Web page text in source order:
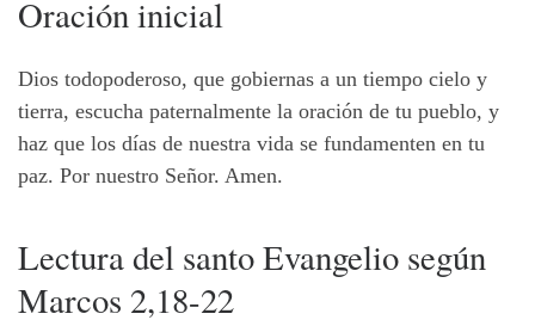
Oracióninicial
Dios todopoderoso, que gobiernas a un tiempo cielo y
tierra, escucha paternalmente la oración de tu pueblo, y
haz que los días de nuestra vida se fundamenten en tu
paz. Por nuestro Señor. Amen.
Lectura del santoEvangelio según
Marcos 2,18-22